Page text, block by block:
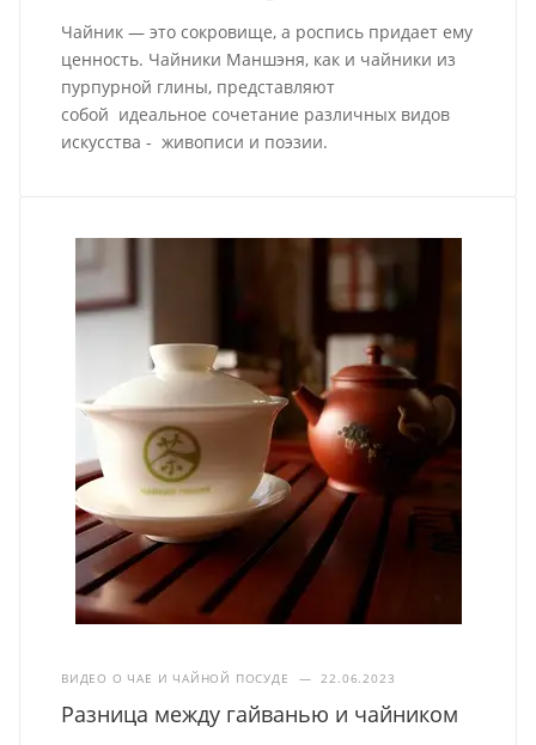
Чайник — это сокровище, а роспись придает ему
ценность. Чайники Маншэня, как и чайники из
пурпурной глины, представляют
собой идеальное сочетание различных видов
искусства - живописи и поэзии.
ВИДЕО О ЧАЕ И ЧАЙНОЙ ПОСУДЕ — 22.06.2023
Разница между гайванью и чайником